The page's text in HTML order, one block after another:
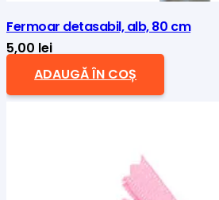
Fermoar detasabil, alb, 80 cm
5,00 lei
ADAUGĂ ÎN COȘ